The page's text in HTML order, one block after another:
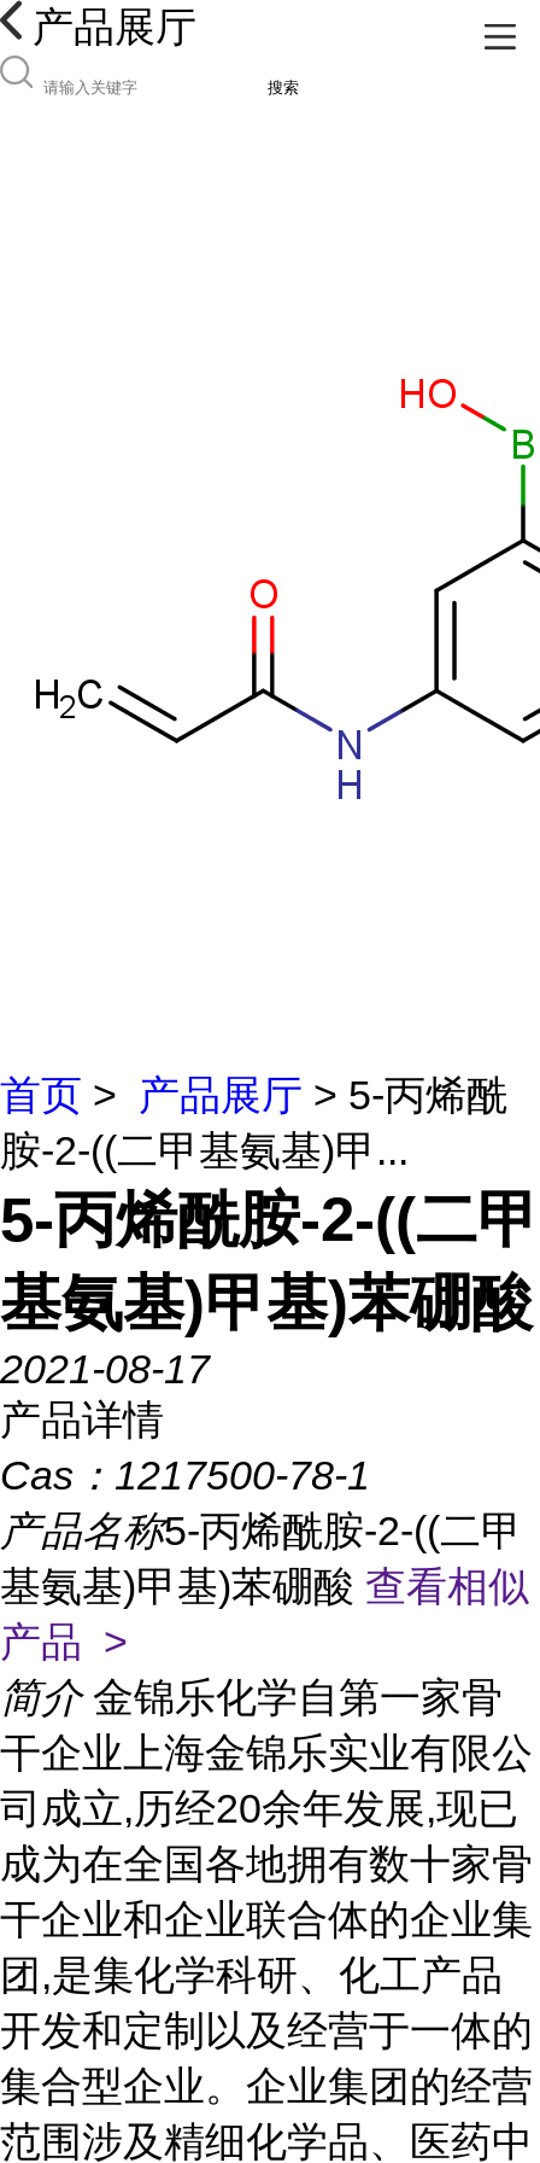
产品展厅
搜索
首页 > 产品展厅 > 5-丙烯酰
胺-2-((二甲基氨基)甲...
5-丙烯酰胺-2-((二甲
基氨基)甲基)苯硼酸
2021-08-17
产品详情
Cas： 1217500-78-1
产品名称5-丙烯酰胺-2-((二甲
基氨基)甲基)苯硼酸 查看相似
产品 >
简介 金锦乐化学自第一家骨
干企业上海金锦乐实业有限公
司成立,历经20余年发展,现已
成为在全国各地拥有数十家骨
干企业和企业联合体的企业集
团,是集化学科研、化工产品
开发和定制以及经营于一体的
集合型企业。企业集团的经营
范围涉及精细化学品、医药中